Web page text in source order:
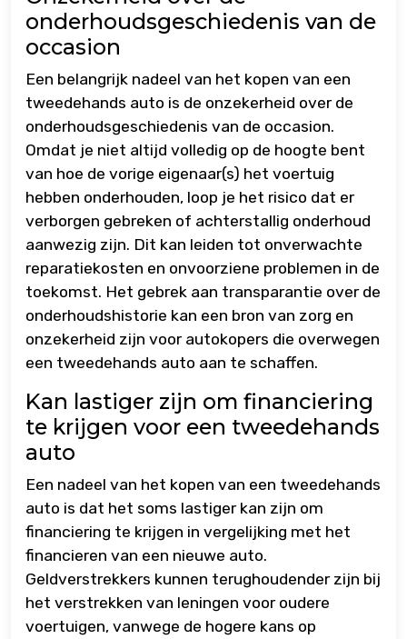
onderhoudsgeschiedenis van de
occasion
Een belangrijk nadeel van het kopen van een
tweedehands auto is de onzekerheid over de
onderhoudsgeschiedenis van de occasion.
Omdat je niet altijd volledig op de hoogte bent
van hoe de vorige eigenaar(s) het voertuig
hebben onderhouden, loop je het risico dat er
verborgen gebreken of achterstallig onderhoud
aanwezig zijn. Dit kan leiden tot onverwachte
reparatiekosten en onvoorziene problemen in de
toekomst. Het gebrek aan transparantie over de
onderhoudshistorie kan een bron van zorg en
onzekerheid zijn voor autokopers die overwegen
een tweedehands auto aan te schaffen.
Kan lastiger zijn om financiering
te krijgen voor een tweedehands
auto
Een nadeel van het kopen van een tweedehands
auto is dat het soms lastiger kan zijn om
financiering te krijgen in vergelijking met het
financieren van een nieuwe auto.
Geldverstrekkers kunnen terughoudender zijn bij
het verstrekken van leningen voor oudere
voertuigen, vanwege de hogere kans op